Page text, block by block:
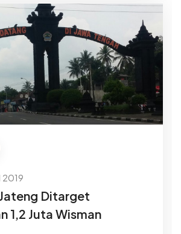
2019
Ditarget
1,2 Juta Wisman